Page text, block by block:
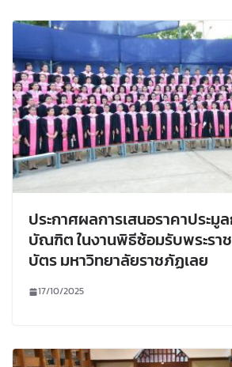
ประกาศผลการเสนอราคาประมู
บัณฑิต ในงานพิธีซ้อมรับพระร
บัตร มหาวิทยาลัยราชภัฏเลย
17/10/2025